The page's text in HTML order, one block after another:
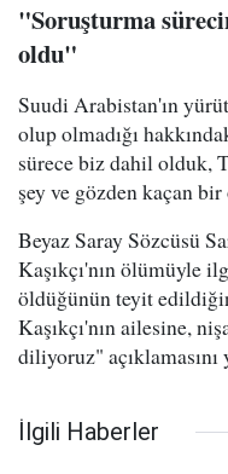
"Soruşturma
oldu"
Suudi Arabistan'ın
olup olmadığı
sürece biz dahil olduk,
şey ve gözden kaçan
Beyaz Saray Sözcüsü
Kaşıkçı'nın ölümüyle
öldüğünün teyit
Kaşıkçı'nın ailesine,
diliyoruz" açıklamasını
İlgili Haberler